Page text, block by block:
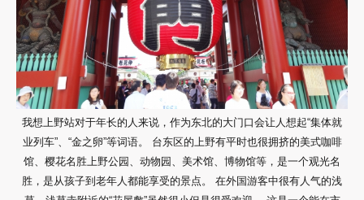
我想上野站对于年长的人来说，作为东北的大门口会让人想起“集体就
业列车”、“金之卵”等词语。 台东区的上野有平时也很拥挤的美式咖啡
馆、樱花名胜上野公园、动物园、美术馆、博物馆等，是一个观光名
胜，是从孩子到老年人都能享受的景点。 在外国游客中很有人气的浅